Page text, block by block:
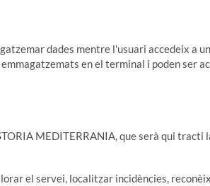
dades mentre l'usuari accedeix a
en el terminal i poden ser
MEDITERRANIA, que serà qui tracti
el servei, localitzar incidències,